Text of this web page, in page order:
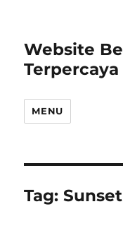
Website
MENU
Tag:Sunset